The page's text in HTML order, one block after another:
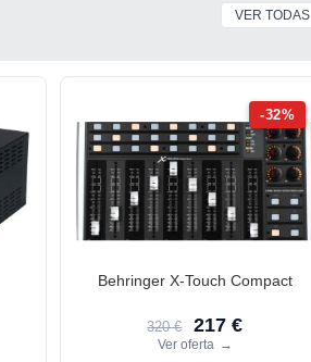
VER TODAS
-32%
Behringer X-Touch Compact
320 € 217 €
Ver oferta →